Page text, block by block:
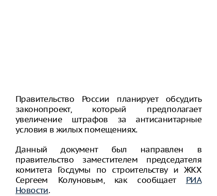
Правительство России планирует обсудить
законопроект, который предполагает
увеличение штрафов за антисанитарные
условия в жилых помещениях.
Данный документ был направлен в
правительство заместителем председателя
комитета Госдумы по строительству и ЖКХ
Сергеем Колуновым, как сообщает РИА
Новости.